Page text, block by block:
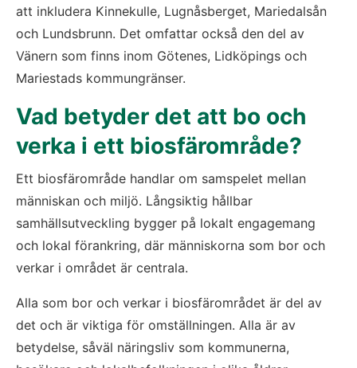
att inkludera Kinnekulle, Lugnåsberget, Mariedalsån
och Lundsbrunn. Det omfattar också den del av
Vänern som finns inom Götenes, Lidköpings och
Mariestads kommungränser.
Vad betyder det att bo och
verka i ett biosfärområde?
Ett biosfärområde handlar om samspelet mellan
människan och miljö. Långsiktig hållbar
samhällsutveckling bygger på lokalt engagemang
och lokal förankring, där människorna som bor och
verkar i området är centrala.
Alla som bor och verkar i biosfärområdet är del av
det och är viktiga för omställningen. Alla är av
betydelse, såväl näringsliv som kommunerna,